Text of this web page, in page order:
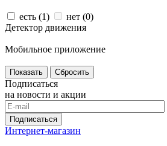
есть (1) нет (0)
Детектор движения
Мобильное приложение
Сбросить
Подписаться
на новости и акции
Подписаться
Интернет-магазин